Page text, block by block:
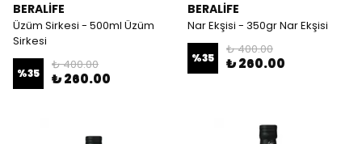
BERALİFE
Üzüm Sirkesi - 500ml Üzüm
Sirkesi
%35
₺ 400.00
₺ 260.00
BERALİFE
Nar Ekşisi - 350gr Nar Ekşisi
%35
₺ 400.00
₺ 260.00